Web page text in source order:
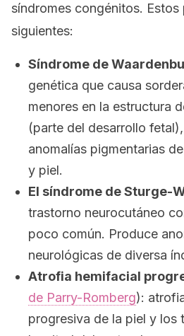
síndromes congénitos. Estos
siguientes:
Síndrome de
genética que causa
menores en la estructura
(parte del desarrollo
anomalías pigmentarias
y piel.
El síndrome de Sturge-
trastorno neurocutáneo
poco común. Produce
neurológicas de diversa
Atrofia hemifacial
de Parry-Romberg):
progresiva de la piel y los